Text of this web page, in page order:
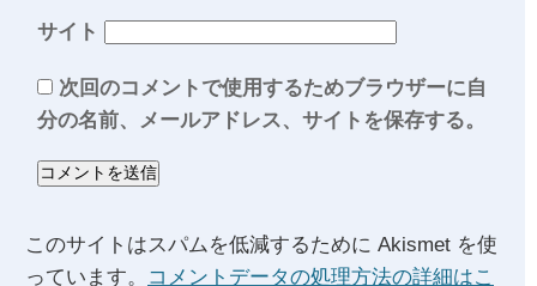
サイト
次回のコメントで使用するためブラウザーに自
分の名前、メールアドレス、サイトを保存する。
このサイトはスパムを低減するために Akismet を使
っています。
コメントデータの処理方法の詳細はこ